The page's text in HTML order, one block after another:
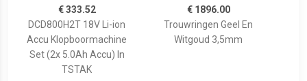
€ 333.52
DCD800H2T 18V Li-ion
Accu Klopboormachine
Set (2x 5.0Ah Accu) In
TSTAK
€ 1896.00
Trouwringen Geel En
Witgoud 3,5mm